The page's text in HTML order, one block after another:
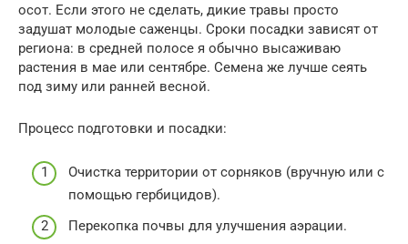
осот. Если этого не сделать, дикие травы просто
задушат молодые саженцы. Сроки посадки зависят от
региона: в средней полосе я обычно высаживаю
растения в мае или сентябре. Семена же лучше сеять
под зиму или ранней весной.
Процесс подготовки и посадки:
Очистка территории от сорняков (вручную или с
помощью гербицидов).
Перекопка почвы для улучшения аэрации.